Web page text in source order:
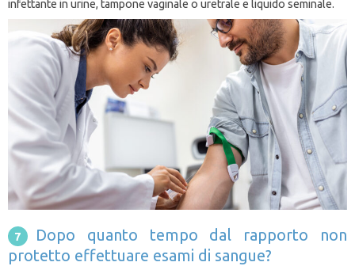
infettante in urine, tampone vaginale o uretrale e liquido seminale.
Dopo quanto tempo dal rapporto non
protetto effettuare esami di sangue?